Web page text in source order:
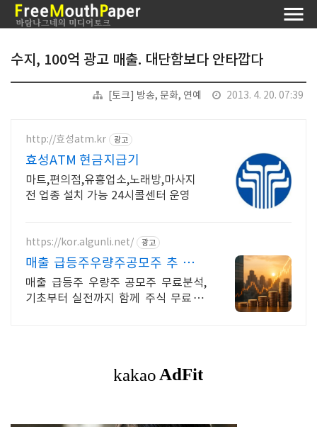
수지, 100억 광고 매출. 대단함보다 안타깝다
[토크] 방송, 문화, 연예 2013. 4. 20. 07:39
http://효성atm.kr 광고
효성ATM 현금지급기
마트,편의점,유흥업소,노래방,마사지
전 업종 설치 가능 24시콜센터 운영
https://kor.algunli.net/ 광고
매출 급등주우량주공모주 추 우량
주 무료 공유
매출 급등주 우량주 공모주 무료분석,
기초부터 실전까지 함께 주식 무료 교